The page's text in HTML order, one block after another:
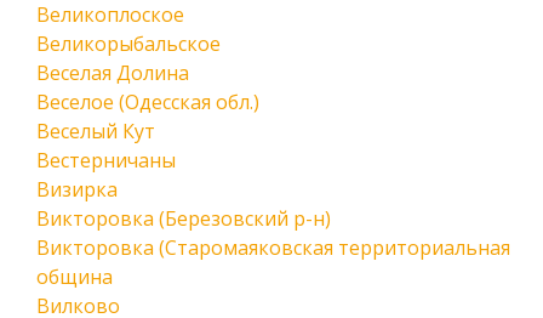
Великоплоское
Великорыбальское
Веселая Долина
Веселое (Одесская обл.)
Веселый Кут
Вестерничаны
Визирка
Викторовка (Березовский р-н)
Викторовка (Старомаяковская территориальная
община
Вилково